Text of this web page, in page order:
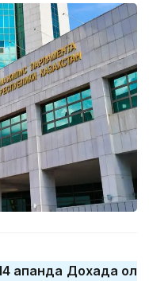
ақпанда Дохада қол